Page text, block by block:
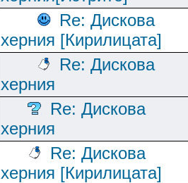
Re: Дискова
херния [Кирилицата]
Re: Дискова
херния
Re: Дискова
херния
Re: Дискова
херния [Кирилицата]